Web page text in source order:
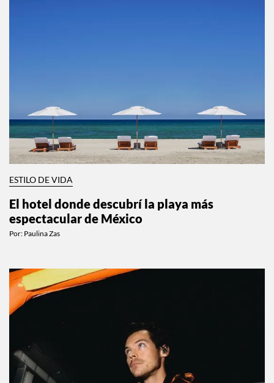
ESTILO DE VIDA
El hotel donde descubrí la playa más
espectacular de México
Por: Paulina Zas